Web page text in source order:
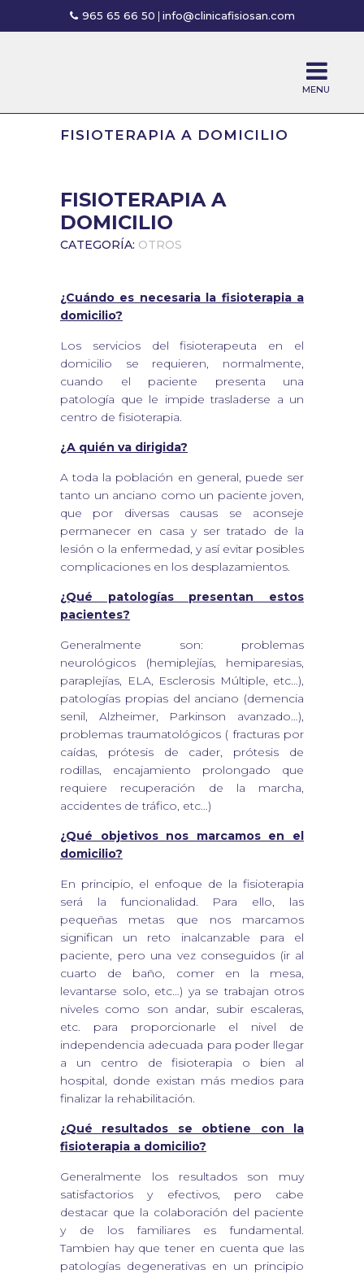
965 65 66 50 | info@clinicafisiosan.com
FISIOTERAPIA A DOMICILIO
FISIOTERAPIA A
DOMICILIO
CATEGORÍA: OTROS
¿Cuándo es necesaria la fisioterapia a
domicilio?
Los servicios del fisioterapeuta en el
domicilio se requieren, normalmente,
cuando el paciente presenta una
patología que le impide trasladerse a un
centro de fisioterapia.
¿A quién va dirigida?
A toda la población en general, puede ser
tanto un anciano como un paciente joven,
que por diversas causas se aconseje
permanecer en casa y ser tratado de la
lesión o la enfermedad, y así evitar posibles
complicaciones en los desplazamientos.
¿Qué patologías presentan estos
pacientes?
Generalmente son: problemas
neurológicos (hemiplejías, hemiparesias,
paraplejías, ELA, Esclerosis Múltiple, etc…),
patologías propias del anciano (demencia
senil, Alzheimer, Parkinson avanzado…),
problemas traumatológicos ( fracturas por
caídas, prótesis de cader, prótesis de
rodillas, encajamiento prolongado que
requiere recuperación de la marcha,
accidentes de tráfico, etc…)
¿Qué objetivos nos marcamos en el
domicilio?
En principio, el enfoque de la fisioterapia
será la funcionalidad. Para ello, las
pequeñas metas que nos marcamos
significan un reto inalcanzable para el
paciente, pero una vez conseguidos (ir al
cuarto de baño, comer en la mesa,
levantarse solo, etc…) ya se trabajan otros
niveles como son andar, subir escaleras,
etc. para proporcionarle el nivel de
independencia adecuada para poder llegar
a un centro de fisioterapia o bien al
hospital, donde existan más medios para
finalizar la rehabilitación.
¿Qué resultados se obtiene con la
fisioterapia a domicilio?
Generalmente los resultados son muy
satisfactorios y efectivos, pero cabe
destacar que la colaboración del paciente
y de los familiares es fundamental.
Tambien hay que tener en cuenta que las
patologías degenerativas en un principio